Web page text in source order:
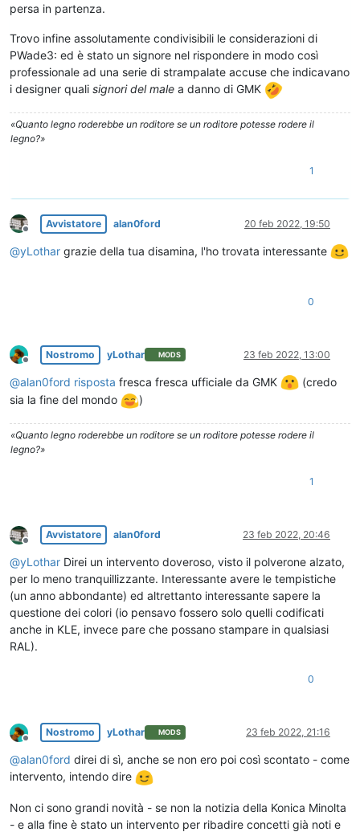
persa in partenza.
Trovo infine assolutamente condivisibili le considerazioni di
PWade3: ed è stato un signore nel rispondere in modo così
professionale ad una serie di strampalate accuse che indicavano
i designer quali signori del male a danno di GMK
«Quanto legno roderebbe un roditore se un roditore potesse rodere il
legno?»
1
Non in linea
Avvistatore alan0ford 20 feb 2022, 19:50
@yLothar grazie della tua disamina, l'ho trovata interessante
0
Non in linea
Nostromo yLothar MODS 23 feb 2022, 13:00
@alan0ford risposta fresca fresca ufficiale da GMK
(credo
sia la fine del mondo
)
«Quanto legno roderebbe un roditore se un roditore potesse rodere il
legno?»
1
Non in linea
Avvistatore alan0ford 23 feb 2022, 20:46
@yLothar Direi un intervento doveroso, visto il polverone alzato,
per lo meno tranquillizzante. Interessante avere le tempistiche
(un anno abbondante) ed altrettanto interessante sapere la
questione dei colori (io pensavo fossero solo quelli codificati
anche in KLE, invece pare che possano stampare in qualsiasi
RAL).
0
Non in linea
Nostromo yLothar MODS 23 feb 2022, 21:16
@alan0ford direi di sì, anche se non ero poi così scontato - come
intervento, intendo dire
Non ci sono grandi novità - se non la notizia della Konica Minolta
- e alla fine è stato un intervento per ribadire concetti già noti e